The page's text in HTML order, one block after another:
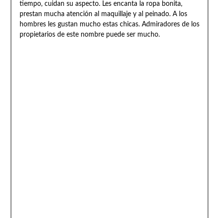
tiempo, cuidan su aspecto. Les encanta la ropa bonita,
prestan mucha atención al maquillaje y al peinado. A los
hombres les gustan mucho estas chicas. Admiradores de los
propietarios de este nombre puede ser mucho.